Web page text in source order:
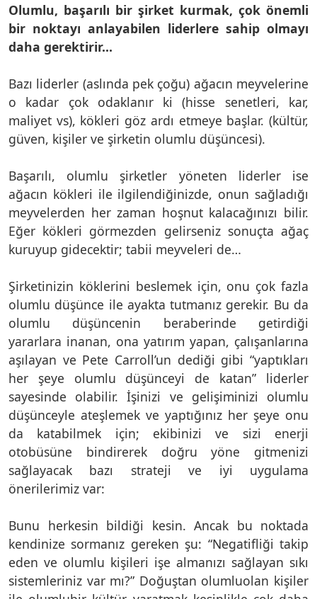
Olumlu, başarılı bir şirket kurmak, çok önemli
bir noktayı anlayabilen liderlere sahip olmayı
daha gerektirir...
Bazı liderler (aslında pek çoğu) ağacın meyvelerine
o kadar çok odaklanır ki (hisse senetleri, kar,
maliyet vs), kökleri göz ardı etmeye başlar. (kültür,
güven, kişiler ve şirketin olumlu düşüncesi).
Başarılı, olumlu şirketler yöneten liderler ise
ağacın kökleri ile ilgilendiğinizde, onun sağladığı
meyvelerden her zaman hoşnut kalacağınızı bilir.
Eğer kökleri görmezden gelirseniz sonuçta ağaç
kuruyup gidecektir; tabii meyveleri de…
Şirketinizin köklerini beslemek için, onu çok fazla
olumlu düşünce ile ayakta tutmanız gerekir. Bu da
olumlu düşüncenin beraberinde getirdiği
yararlara inanan, ona yatırım yapan, çalışanlarına
aşılayan ve Pete Carroll’un dediği gibi “yaptıkları
her şeye olumlu düşünceyi de katan” liderler
sayesinde olabilir. İşinizi ve gelişiminizi olumlu
düşünceyle ateşlemek ve yaptığınız her şeye onu
da katabilmek için; ekibinizi ve sizi enerji
otobüsüne bindirerek doğru yöne gitmenizi
sağlayacak bazı strateji ve iyi uygulama
önerilerimiz var:
Bunu herkesin bildiği kesin. Ancak bu noktada
kendinize sormanız gereken şu: “Negatifliği takip
eden ve olumlu kişileri işe almanızı sağlayan sıkı
sistemleriniz var mı?” Doğuştan olumluolan kişiler